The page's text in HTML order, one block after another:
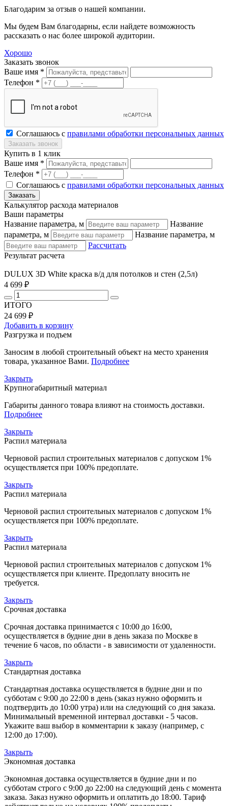
Благодарим за отзыв о нашей компании.
Мы будем Вам благодарны, если найдете возможность
рассказать о нас более широкой аудитории.
Хорошо
Заказать звонок
Ваше имя *
Телефон *
Соглашаюсь с правилами обработки персональных данных
Купить в 1 клик
Ваше имя *
Телефон *
Соглашаюсь с правилами обработки персональных данных
Калькулятор расхода материалов
Ваши параметры
Название параметра, м
Название
параметра, м
Название параметра, м
Рассчитать
Результат расчета
DULUX 3D White краска в/д для потолков и стен (2,5л)
4 699 ₽
ИТОГО
24 699 ₽
Добавить в корзину
Разгрузка и подъем
Заносим в любой строительный объект на место хранения
товара, указанное Вами. Подробнее
Закрыть
Крупногабаритный материал
Габариты данного товара влияют на стоимость доставки.
Подробнее
Закрыть
Распил материала
Черновой распил строительных материалов с допуском 1%
осуществляется при 100% предоплате.
Закрыть
Распил материала
Черновой распил строительных материалов с допуском 1%
осуществляется при 100% предоплате.
Закрыть
Распил материала
Черновой распил строительных материалов с допуском 1%
осуществляется при клиенте. Предоплату вносить не
требуется.
Закрыть
Срочная доставка
Срочная доставка принимается с 10:00 до 16:00,
осуществляется в будние дни в день заказа по Москве в
течение 6 часов, по области - в зависимости от удаленности.
Закрыть
Стандартная доставка
Стандартная доставка осуществляется в будние дни и по
субботам с 9:00 до 22:00 в день (заказ нужно оформить и
подтвердить до 10:00 утра) или на следующий со дня заказа.
Минимальный временной интервал доставки - 5 часов.
Укажите ваш выбор в комментарии к заказу (например, с
12:00 до 17:00).
Закрыть
Экономная доставка
Экономная доставка осуществляется в будние дни и по
субботам строго с 9:00 до 22:00 на следующий день с момента
заказа. Заказ нужно оформить и оплатить до 18:00. Тариф